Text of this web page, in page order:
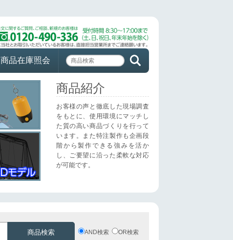
商品在庫照会
商品紹介
お客様の声と徹底した現場調査
をもとに、使用環境にマッチし
た質の高い商品づくりを行って
います。また特注製作も企画段
階から製作できる強みを活か
し、ご要望に沿った柔軟な対応
が可能です。
AND検索 OR検索